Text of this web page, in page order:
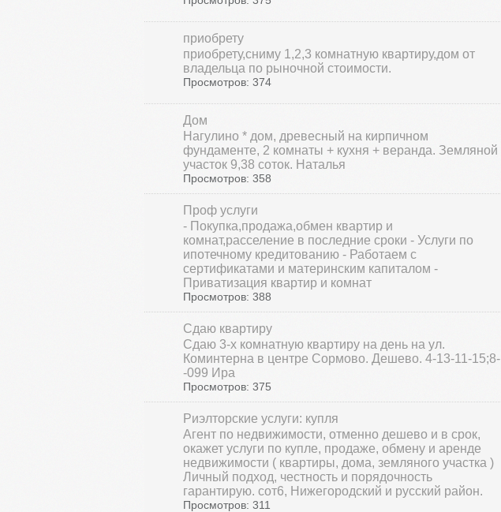
приобрету
приобрету,сниму 1,2,3 комнатную квартиру,дом от
владельца по рыночной стоимости.
Просмотров: 374
Дом
Нагулино * дом, древесный на кирпичном
фундаменте, 2 комнаты + кухня + веранда. Земляной
участок 9,38 соток. Наталья
Просмотров: 358
Проф услуги
- Покупка,продажа,обмен квартир и
комнат,расселение в последние сроки - Услуги по
ипотечному кредитованию - Работаем с
сертификатами и материнским капиталом -
Приватизация квартир и комнат
Просмотров: 388
Сдаю квартиру
Сдаю 3-х комнатную квартиру на день на ул.
Коминтерна в центре Сормово. Дешево. 4-13-11-15;8-
-099 Ира
Просмотров: 375
Риэлторские услуги: купля
Агент по недвижимости, отменно дешево и в срок,
окажет услуги по купле, продаже, обмену и аренде
недвижимости ( квартиры, дома, земляного участка )
Личный подход, честность и порядочность
гарантирую. сот6, Нижегородский и русский район.
Просмотров: 311